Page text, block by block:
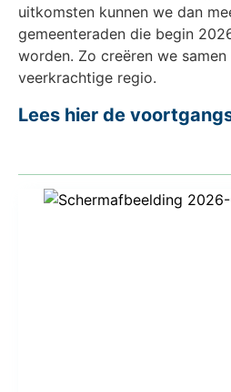
uitkomsten kunnen we dan
gemeenteraden die begin
worden. Zo creëren we
veerkrachtige regio.
Lees hier de